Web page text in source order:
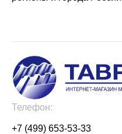
Телефон:
+7 (499) 653-53-33